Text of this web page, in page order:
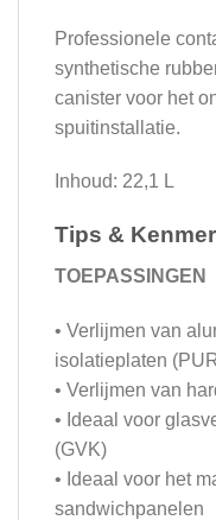
Professionele
synthetische
canister voor het
spuitinstallatie.
Inhoud: 22,1 L
Tips &
TOEPASSINGEN
• Verlijmen van
isolatieplaten
• Verlijmen van
• Ideaal voor
(GVK)
• Ideaal voor het
sandwichpanelen